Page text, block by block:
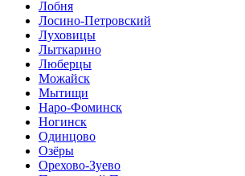
Лобня
Лосино-Петровский
Луховицы
Лыткарино
Люберцы
Можайск
Мытищи
Наро-Фоминск
Ногинск
Одинцово
Озёры
Орехово-Зуево